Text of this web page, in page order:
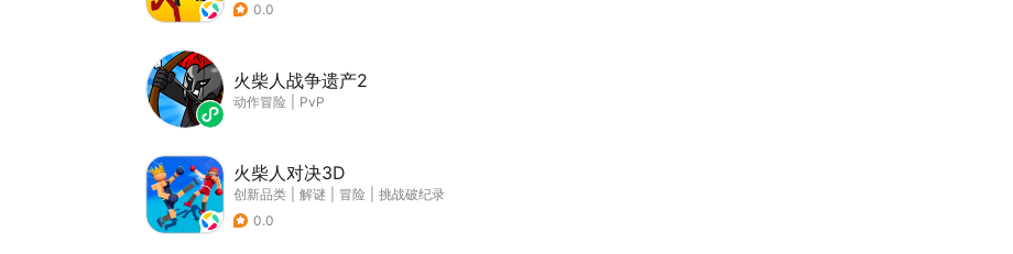
0.0
火柴人战争遗产2
动作冒险 PvP
火柴人对决3D
创新品类 解谜 冒险
挑战破纪录
0.0